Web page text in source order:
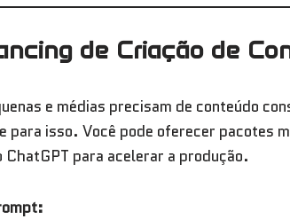
de Criação de
e médias precisam de conteúdo
para isso. Você pode oferecer pacotes
ChatGPT para acelerar a produção.